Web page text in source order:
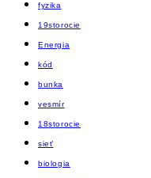
fyzika
19storocie
Energia
kód
bunka
vesmír
18storocie
sieť
biologia